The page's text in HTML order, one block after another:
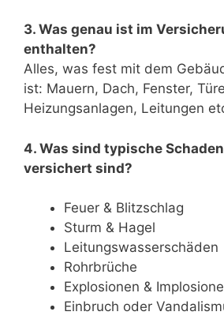
3. Was genau ist im
enthalten?
Alles, was fest mit dem
ist: Mauern, Dach, Fenster,
Heizungsanlagen, Leitungen
4. Was sind typische
versichert sind?
Feuer & Blitzschlag
Sturm & Hagel
Leitungswasserschäden
Rohrbrüche
Explosionen &
Einbruch oder